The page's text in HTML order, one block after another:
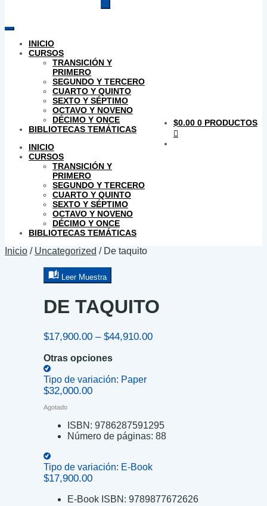
productos
INICIO
CURSOS
TRANSICIÓN Y
PRIMERO
SEGUNDO Y TERCERO
CUARTO Y QUINTO
SEXTO Y SÉPTIMO
OCTAVO Y NOVENO
DÉCIMO Y ONCE
BIBLIOTECAS TEMÁTICAS
INICIO
CURSOS
TRANSICIÓN Y
PRIMERO
SEGUNDO Y TERCERO
CUARTO Y QUINTO
SEXTO Y SÉPTIMO
OCTAVO Y NOVENO
DÉCIMO Y ONCE
BIBLIOTECAS TEMÁTICAS
$0.00 0 PRODUCTOS
Inicio / Uncategorized / De taquito
Leer Muestra
DE TAQUITO
$17,900.00 – $44,910.00Price
Otras opciones
Tipo de variación: Paper
$32,000.00
Agotado
ISBN: 9786287591295
Número de páginas: 88
Tipo de variación: E-Book
$17,900.00
E-Book ISBN: 9789877672626